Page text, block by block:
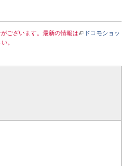
ございます。最新の情報は
ドコモショッ
。